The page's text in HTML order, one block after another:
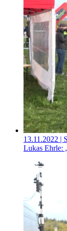
13.11.2022 |
Lukas Ehrle: